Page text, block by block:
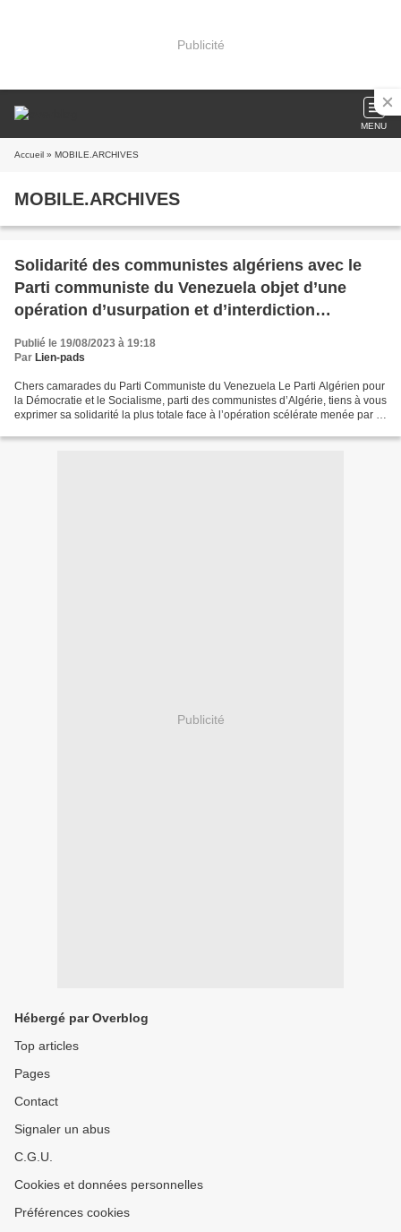
Publicité
MENU
Accueil » MOBILE.ARCHIVES
MOBILE.ARCHIVES
Solidarité des communistes algériens avec le
Parti communiste du Venezuela objet d’une
opération d’usurpation et d’interdiction
organisée par le gouvernement de Maduro
Publié le 19/08/2023 à 19:18
Par Lien-pads
Chers camarades du Parti Communiste du Venezuela Le Parti Algérien pour
la Démocratie et le Socialisme, parti des communistes d’Algérie, tiens à vous
exprimer sa solidarité la plus totale face à l’opération scélérate menée par le
Publicité
Hébergé par Overblog
Top articles
Pages
Contact
Signaler un abus
C.G.U.
Cookies et données personnelles
Préférences cookies